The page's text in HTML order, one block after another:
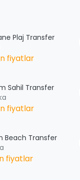
Plaj Transfer
fiyatlar
Sahil Transfer
fiyatlar
Beach Transfer
fiyatlar